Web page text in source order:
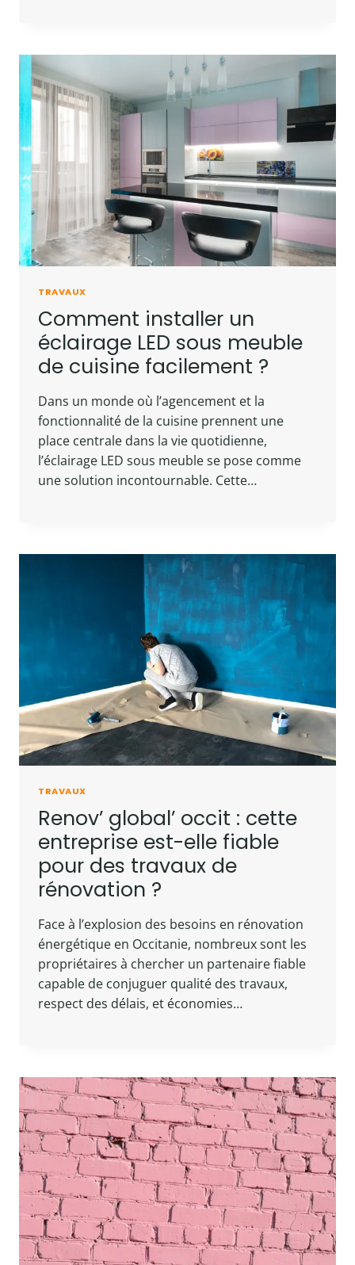
TRAVAUX
Comment installer un
éclairage LED sous meuble
de cuisine facilement ?
Dans un monde où l’agencement et la
fonctionnalité de la cuisine prennent une
place centrale dans la vie quotidienne,
l’éclairage LED sous meuble se pose comme
une solution incontournable. Cette…
TRAVAUX
Renov’ global’ occit : cette
entreprise est-elle fiable
pour des travaux de
rénovation ?
Face à l’explosion des besoins en rénovation
énergétique en Occitanie, nombreux sont les
propriétaires à chercher un partenaire fiable
capable de conjuguer qualité des travaux,
respect des délais, et économies…